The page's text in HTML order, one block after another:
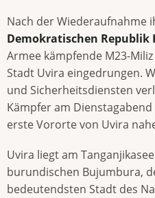
Nach der Wiederaufnahme
Demokratischen Republik
Armee kämpfende M23-
Stadt Uvira eingedrungen.
und Sicherheitsdiensten
Kämpfer am
erste Vororte von Uvira
Uvira liegt am
burundischen Bujumbura,
bedeutendsten Stadt des